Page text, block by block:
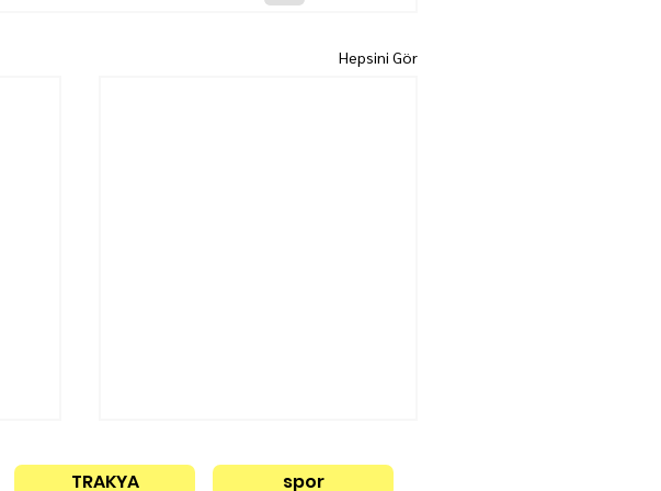
Hepsini Gör
TRAKYA spor